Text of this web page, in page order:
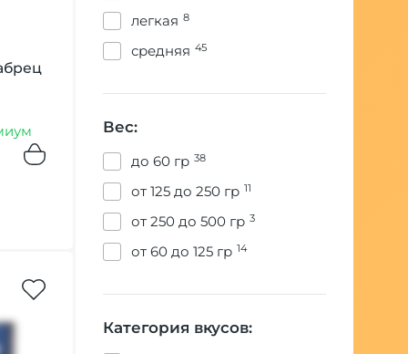
легкая 8
средняя 45
Вес:
до 60 гр 38
от 125 до 250 гр 11
от 250 до 500 гр 3
от 60 до 125 гр 14
Категория вкусов: